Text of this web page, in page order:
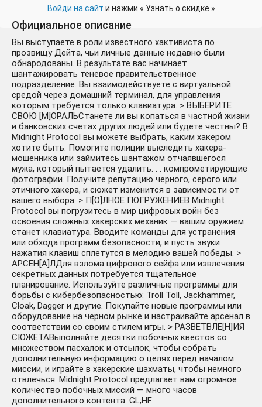
Войди на сайт и нажми « Узнать о скидке »
Официальное описание
Вы выступаете в роли известного хактивиста по
прозвищу Дейта, чьи личные данные недавно были
обнародованы. В результате вас начинает
шантажировать теневое правительственное
подразделение. Вы взаимодействуете с виртуальной
средой через домашний терминал, для управления
которым требуется только клавиатура. > ВЫБЕРИТЕ
СВОЮ [М]ОРАЛЬСтанете ли вы копаться в частной жизни
и банковских счетах других людей или будете честны? В
Midnight Protocol вы можете выбрать, каким хакером
хотите быть. Помогите полиции выследить хакера-
мошенника или займитесь шантажом отчаявшегося
мужа, который пытается удалить. . . компрометирующие
фотографии. Получите репутацию черного, серого или
этичного хакера, и сюжет изменится в зависимости от
вашего выбора. > П[О]ЛНОЕ ПОГРУЖЕНИЕВ Midnight
Protocol вы погрузитесь в мир цифровых войн без
освоения сложных хакерских механик — вашим оружием
станет клавиатура. Вводите команды для устранения
или обхода программ безопасности, и пусть звуки
нажатия клавиш сплетутся в мелодию вашей победы. >
АРСЕН[А]ЛДля взлома цифрового сейфа или извлечения
секретных данных потребуется тщательное
планирование. Используйте различные программы для
борьбы с кибербезопасностью: Troll Toll, Jackhammer,
Cloak, Dagger и другие. Покупайте новые программы или
оборудование на черном рынке и настраивайте арсенал в
соответствии со своим стилем игры. > РАЗВЕТВЛЕ[Н]ИЯ
СЮЖЕТАВыполняйте десятки побочных квестов со
множеством пасхалок и отсылок, чтобы собрать
дополнительную информацию о целях перед началом
миссии, и играйте в хакерские шахматы, чтобы немного
отвлечься. Midnight Protocol предлагает вам огромное
количество побочных миссий — много часов
дополнительного контента. GL;HF